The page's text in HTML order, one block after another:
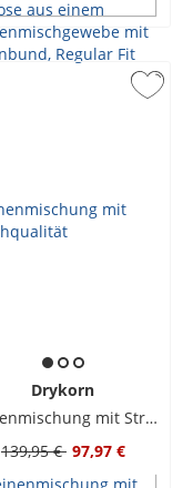
Drykorn
Leinenmischung mit Stretchqualität
139,95 € 97,97 €